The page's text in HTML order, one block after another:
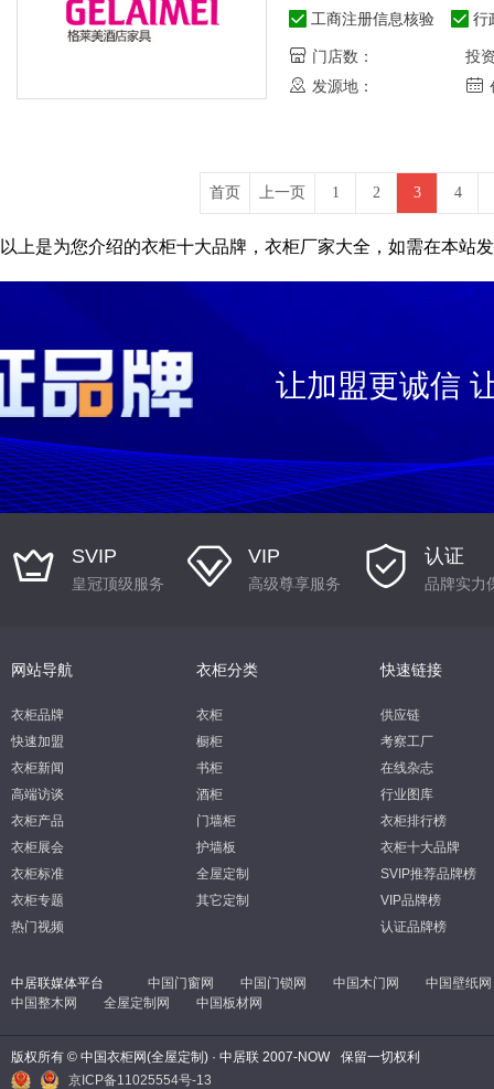
工商注册信息核验 行
门店数：
投
发源地：
首页 上一页 1 2 3 4
以上是为您介绍的衣柜十大品牌，衣柜厂家大全，如需在本站
让加盟更诚信
SVIP
皇冠顶级服务
VIP
高级尊享服务
认证
品牌实力
网站导航
衣柜品牌
快速加盟
衣柜新闻
高端访谈
衣柜产品
衣柜展会
衣柜标准
衣柜专题
热门视频
衣柜分类
衣柜
橱柜
书柜
酒柜
门墙柜
护墙板
全屋定制
其它定制
快速链接
供应链
考察工厂
在线杂志
行业图库
衣柜排行榜
衣柜十大品牌
SVIP推荐品牌榜
VIP品牌榜
认证品牌榜
中居联媒体平台 中国门窗网 中国门锁网 中国木门网
中国壁纸网
中国整木网
全屋定制网 中国板材网
版权所有 © 中国衣柜网(全屋定制) · 中居联 2007-NOW
保留一切权利
京ICP备11025554号-13